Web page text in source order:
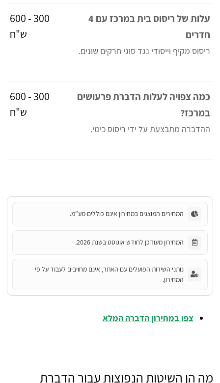
עלות של ריסוס בית במרכז עם 4
חדרים
ריסוס מקיף וייסודי נגד סוגי חרקים שונים.
300 - 600
ש"ח
כמה צפויה לעלות הדברת פרעושים
במרכז?
ההדברה מתבצעת על ידי ריסוס כימי.
300 - 600
ש"ח
המחירים המוצגים במחירון אינם כוללים מע"מ.
המחירון מעודכן לחודש אוגוסט בשנת 2026.
נותני השירות הפועלים עם האתר, אינם מחויבים לעבוד על פי
המחירון.
צפו במחירון הדברה המלא
מה הן השיטות הנפוצות עבור הדברת